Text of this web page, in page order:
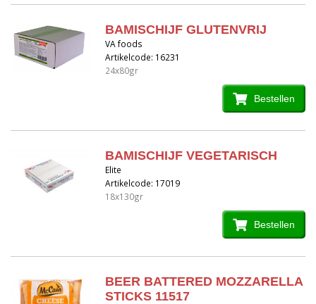
BAMISCHIJF GLUTENVRIJ
VA foods
Artikelcode: 16231
24x80gr
Bestellen
BAMISCHIJF VEGETARISCH
Elite
Artikelcode: 17019
18x130gr
Bestellen
BEER BATTERED MOZZARELLA
STICKS 11517